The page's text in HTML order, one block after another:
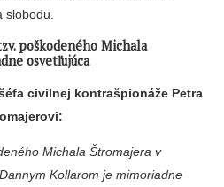
slobodu.
poškodeného Michala
osvetľujúca
civilnej kontrašpionáže Petra
Michala Štromajera v
Kollarom je mimoriadne